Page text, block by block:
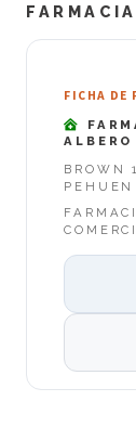
FICHA DE
ALBERO
BROWN
PEHUEN